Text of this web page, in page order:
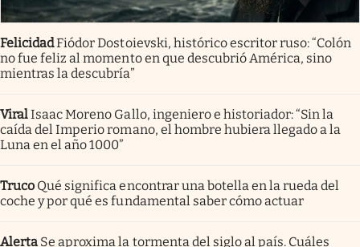
FelicidadFiódor Dostoievski, histórico escritor ruso: “Colón
no fue feliz al momento en que descubrió América, sino
mientras la descubría”
ViralIsaac Moreno Gallo, ingeniero e historiador: “Sin la
caída del Imperio romano, el hombre hubiera llegado a la
Luna en el año 1000”
Truco Qué significa encontrar una botella en la rueda del
coche y por qué es fundamental saber cómo actuar
Alerta Se aproxima la tormenta del siglo al país. Cuáles